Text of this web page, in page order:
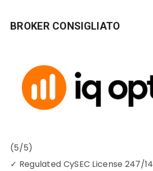
BROKER CONSIGLIATO
(5/5)
✓ Regulated CySEC License 247/14